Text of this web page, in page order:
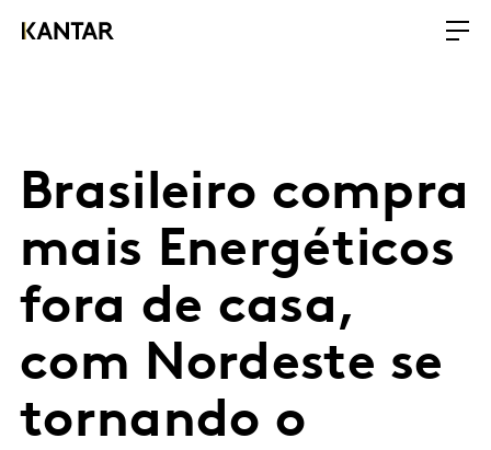
Brasileiro compra
mais Energéticos
fora de casa,
com Nordeste se
tornando o